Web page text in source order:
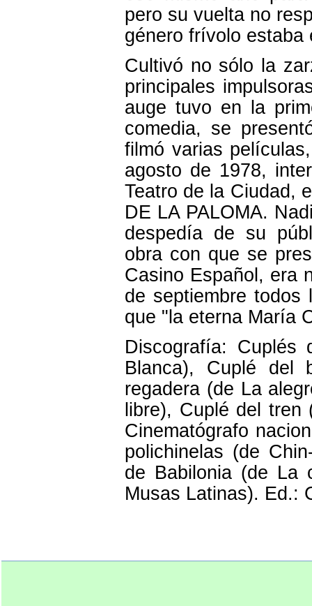
pero su vuelta no
género frívolo estaba
Cultivó no sólo la
principales
auge tuvo en la
comedia, se
filmó varias
agosto de 1978,
Teatro de la Ciudad,
DE LA PALOMA.
despedía de su
obra con que se
Casino Español, era
de septiembre todos
que "la eterna María
Discografía:
Blanca), Cuplé del
regadera (de La
libre), Cuplé del
Cinematógrafo
polichinelas (de
de Babilonia (de La
Musas Latinas). Ed.: